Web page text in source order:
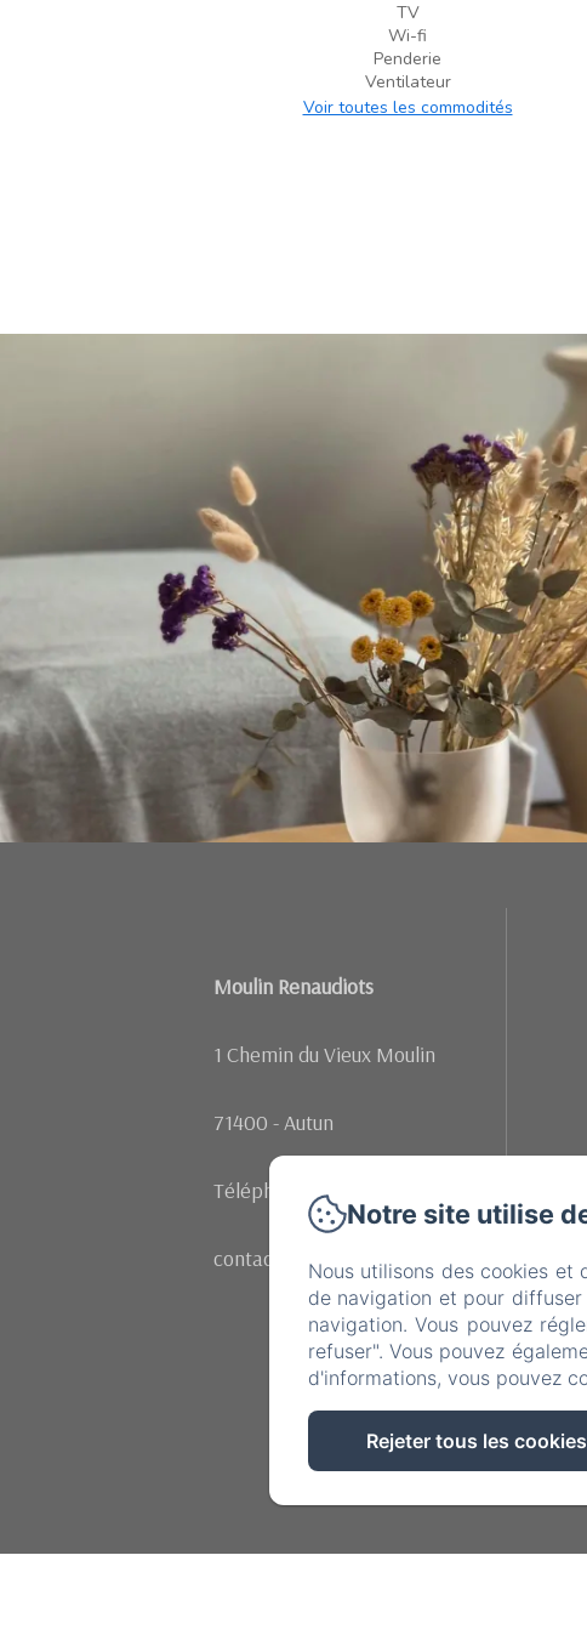
TV
Wi-fi
Penderie
Ventilateur
Voir toutes les commodités
Moulin Renaudiots
1 Chemin du Vieux Moulin
71400 - Autun
Téléphone: +33 (0)602107342
contact@moulinrenaudiots.com
Notre site utilise
Nous utilisons des cookies
de navigation et pour
navigation. Vous pouvez
refuser". Vous pouvez
d'informations, vous pouvez
Rejeter tous les cookies